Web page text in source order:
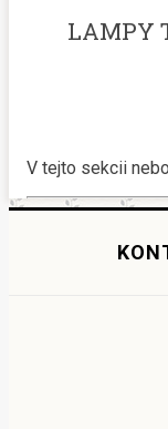
LAMPY
V tejto sekcii